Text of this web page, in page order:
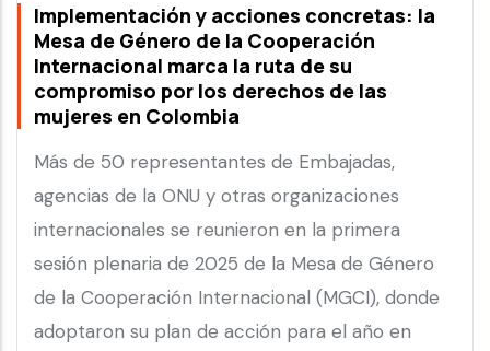
Implementación y acciones concretas: la
Mesa de Género de la Cooperación
Internacional marca la ruta de su
compromiso por los derechos de las
mujeres en Colombia
Más de 50 representantes de Embajadas,
agencias de la ONU y otras organizaciones
internacionales se reunieron en la primera
sesión plenaria de 2025 de la Mesa de Género
de la Cooperación Internacional (MGCI), donde
adoptaron su plan de acción para el año en